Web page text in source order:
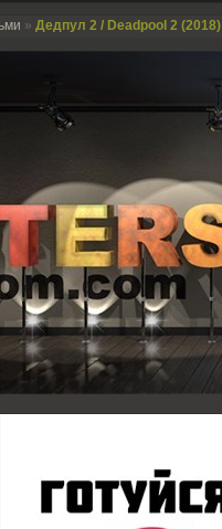
» Дедпул 2 / Deadpool 2 (2018)